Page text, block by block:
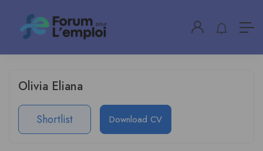
Olivia Eliana
Shortlist Download CV